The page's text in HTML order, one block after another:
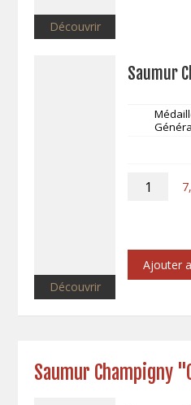
Découvrir
Découvrir
Saumur
quantité
2024Ajouter
Saumur Champigny